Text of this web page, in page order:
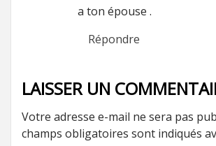
a ton épouse .
Répondre
LAISSER UN
Votre adresse e-mail ne sera pas
champs obligatoires sont indiqués